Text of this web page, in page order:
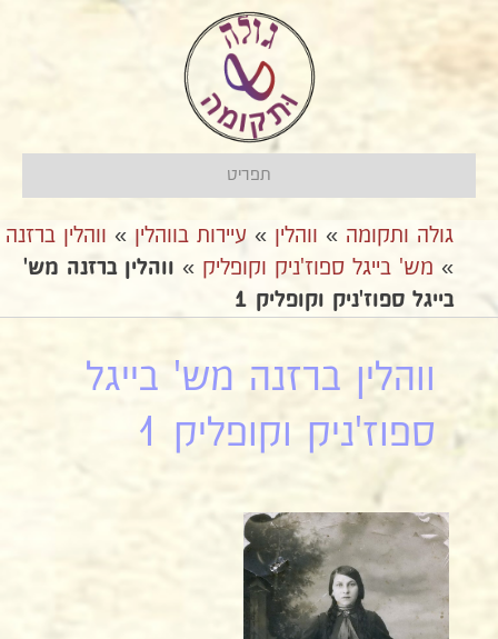
תפריט
גולה ותקומה » ווהלין » עיירות בווהלין » ווהלין ברזנה
» מש' בייגל ספוז'ניק וקופליק » ווהלין ברזנה מש'
בייגל ספוז'ניק וקופליק 1
ווהלין ברזנה מש' בייגל
ספוז'ניק וקופליק 1